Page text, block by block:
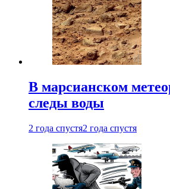
В марсианском
следы воды
2 года спустя2 года спустя